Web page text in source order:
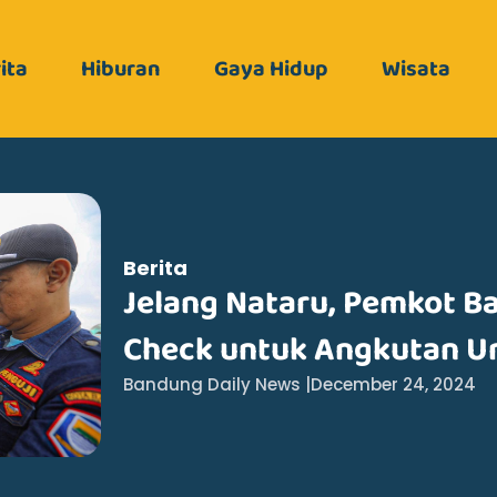
Hiburan Gaya Hidup Wisata
Berita
Jelang Nataru, Pemkot
Check untuk Angkutan
Bandung Daily News | December 24, 2024